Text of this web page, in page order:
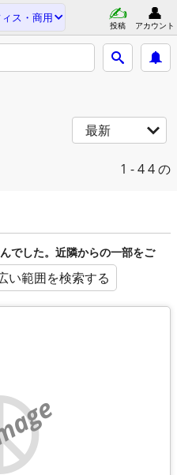
ス・商用
投稿 アカウント
最新
1 - 44 の
でした。近隣からの一部をご
い範囲を検索する